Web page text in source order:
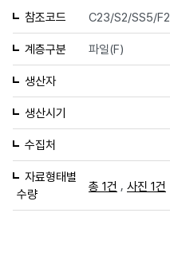
참조코드 C23/S2/SS5/F2
계층구분 파일(F)
생산자
생산시기
수집처
자료형태별
수량
총 1건 , 사진 1건